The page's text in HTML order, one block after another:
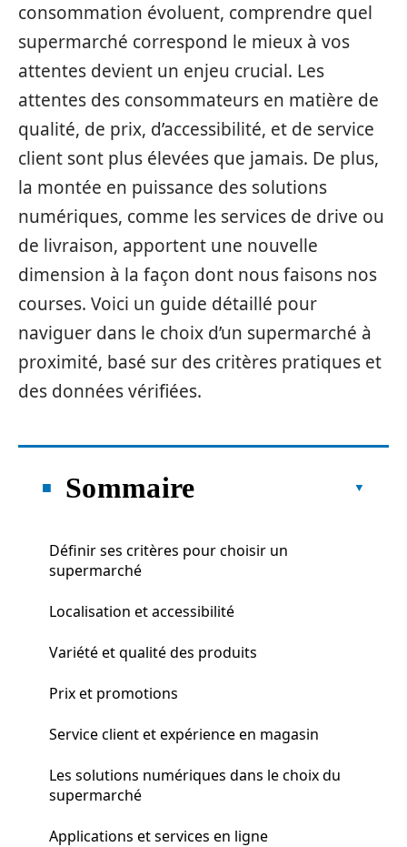
consommation évoluent, comprendre quel
supermarché correspond le mieux à vos
attentes devient un enjeu crucial. Les
attentes des consommateurs en matière de
qualité, de prix, d’accessibilité, et de service
client sont plus élevées que jamais. De plus,
la montée en puissance des solutions
numériques, comme les services de drive ou
de livraison, apportent une nouvelle
dimension à la façon dont nous faisons nos
courses. Voici un guide détaillé pour
naviguer dans le choix d’un supermarché à
proximité, basé sur des critères pratiques et
des données vérifiées.
Sommaire
Définir ses critères pour choisir un
supermarché
Localisation et accessibilité
Variété et qualité des produits
Prix et promotions
Service client et expérience en magasin
Les solutions numériques dans le choix du
supermarché
Applications et services en ligne